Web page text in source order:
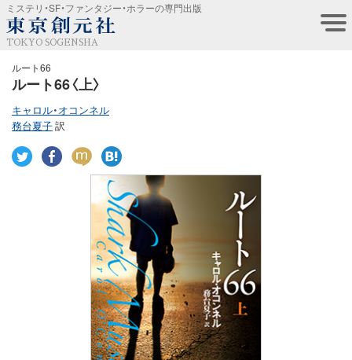
ミステリ・SF・ファンタジー・ホラーの専門出版
TOKYO SOGENSHA
ルート66
ルート66〈上〉
キャロル・オコンネル
務台夏子訳